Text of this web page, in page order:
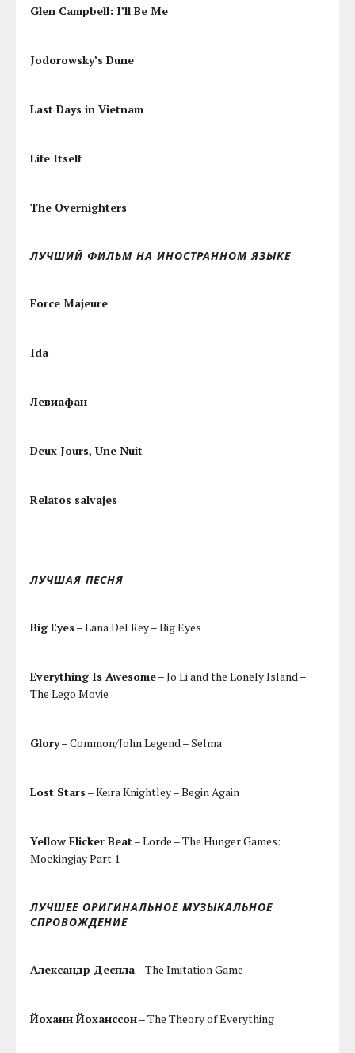
Glen Campbell: I’ll Be Me
Jodorowsky’s Dune
Last Days in Vietnam
Life Itself
The Overnighters
ЛУЧШИЙ ФИЛЬМ НА ИНОСТРАННОМ ЯЗЫКЕ
Force Majeure
Ida
Левиафан
Deux Jours, Une Nuit
Relatos salvajes
ЛУЧШАЯ ПЕСНЯ
Big Eyes – Lana Del Rey – Big Eyes
Everything Is Awesome– Jo Li and the Lonely Island –
The Lego Movie
Glory– Common/John Legend – Selma
Lost Stars – Keira Knightley – Begin Again
Yellow Flicker Beat– Lorde – The Hunger Games:
Mockingjay Part 1
ЛУЧШЕЕ ОРИГИНАЛЬНОЕ МУЗЫКАЛЬНОЕ
СПРОВОЖДЕНИЕ
Александр Деспла– The Imitation Game
Йоханн Йоханссон– The Theory of Everything